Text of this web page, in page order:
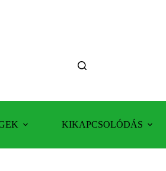
KIKAPCSOLÓDÁS